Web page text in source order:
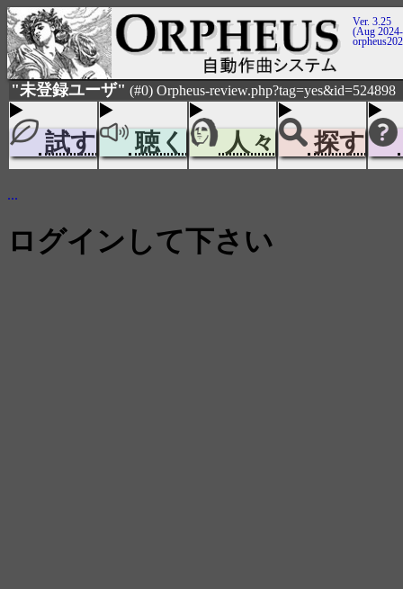
Ver. 3.25
(Aug
"未登録ユーザ" (#0) Orpheus-review.php?tag=yes&id=524898
試す 聴く 人々 探す
...
ログインして下さい